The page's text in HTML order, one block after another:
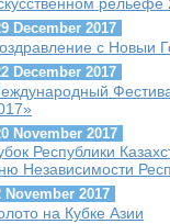
December 2017
с Новыи
December 2017
November 2017
Республики
Независимости
November 2017
на Кубке Азии